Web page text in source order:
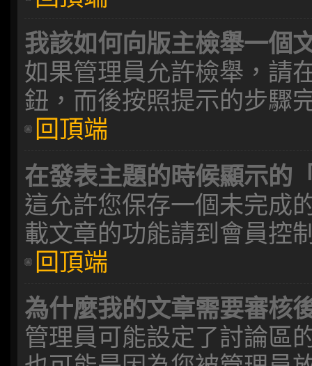
我該如何向版主檢舉一個
如果管理員允許檢舉，請
鈕，而後按照提示的步驟
回頂端
在發表主題的時候顯示的
這允許您保存一個未完成
載文章的功能請到會員控
回頂端
為什麼我的文章需要審核
管理員可能設定了討論區